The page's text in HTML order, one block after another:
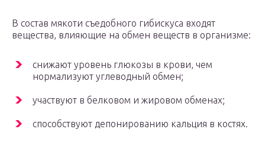
В состав мякоти съедобного гибискуса входят
вещества, влияющие на обмен веществ в организме:
снижают уровень глюкозы в крови, чем
нормализуют углеводный обмен;
участвуют в белковом и жировом обменах;
способствуют депонированию кальция в костях.